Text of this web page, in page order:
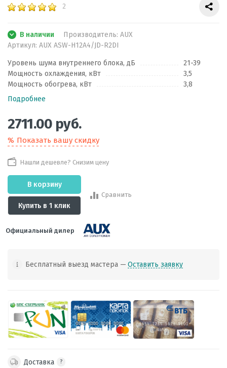
2
В наличии Производитель: AUX
Артикул: AUX ASW-H12A4/JD-R2DI
Уровень шума внутреннего блока, дБ
21-39
Мощность охлаждения, кВт
3,5
Мощность обогрева, кВт
3,8
Подробнее
2711.00 руб.
Показать вашу скидку
Нашли дешевле? Снизим цену
В корзину
Купить в 1 клик
Сравнить
Официальный дилер
Бесплатный выезд мастера — Оставить заявку
Доставка ?